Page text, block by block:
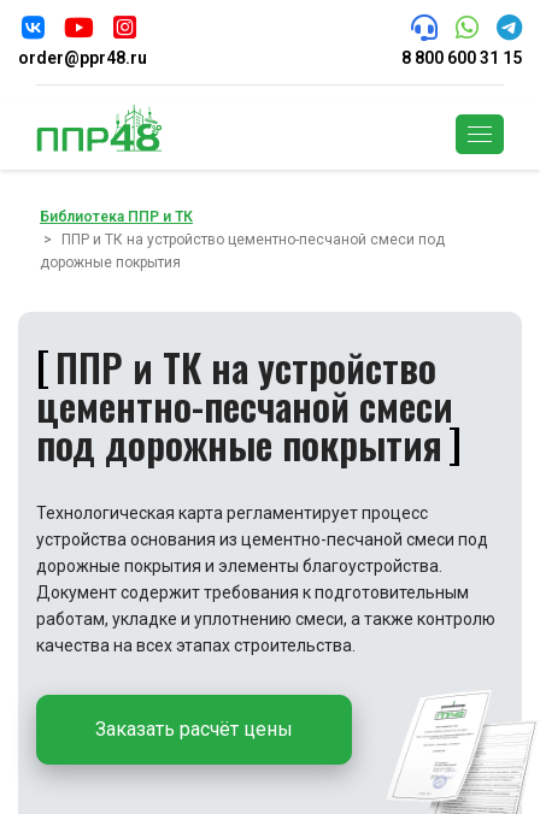
order@ppr48.ru 8 800 600 31 15
Библиотека ППР и ТК
ППР и ТК на устройство цементно-песчаной смеси под
дорожные покрытия
ППР и ТК на устройство
цементно-песчаной смеси
под дорожные покрытия
Технологическая карта регламентирует процесс
устройства основания из цементно-песчаной смеси под
дорожные покрытия и элементы благоустройства.
Документ содержит требования к подготовительным
работам, укладке и уплотнению смеси, а также контролю
качества на всех этапах строительства.
Заказать расчёт цены